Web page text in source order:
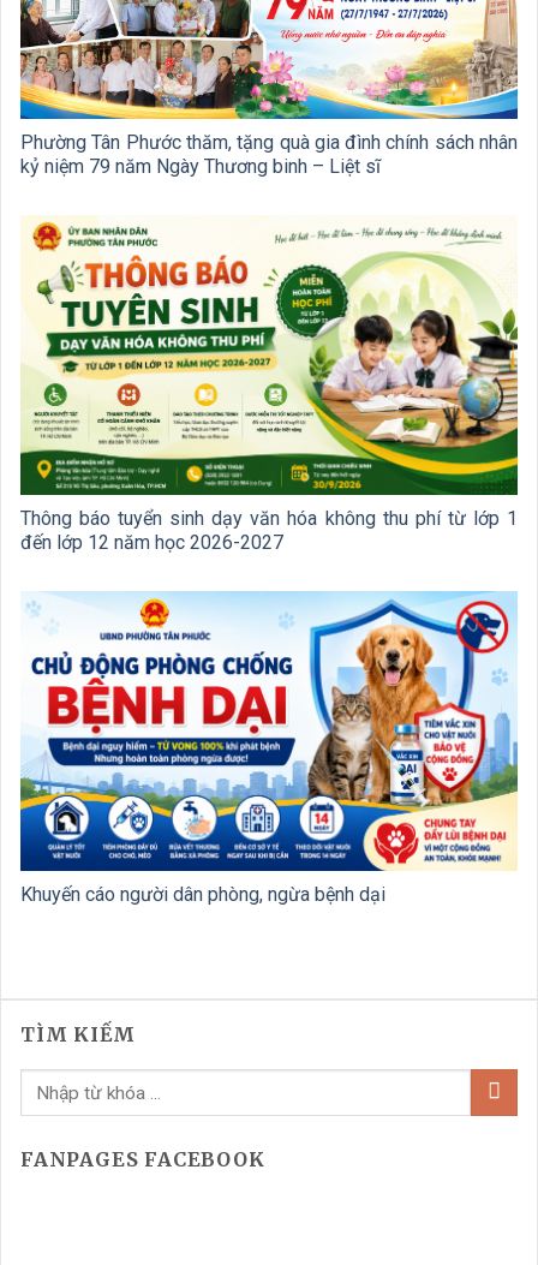
Phường Tân Phước thăm, tặng quà gia đình chính sách nhân
kỷ niệm 79 năm Ngày Thương binh – Liệt sĩ
Thông báo tuyển sinh dạy văn hóa không thu phí từ lớp 1
đến lớp 12 năm học 2026-2027
Khuyến cáo người dân phòng, ngừa bệnh dại
TÌM KIẾM
FANPAGES FACEBOOK